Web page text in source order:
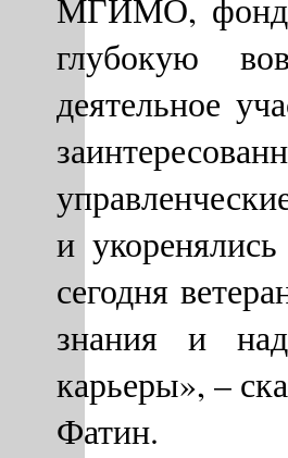
глубокую
деятельное
и
сегодня
знания и
карьеры», –
Фатин.